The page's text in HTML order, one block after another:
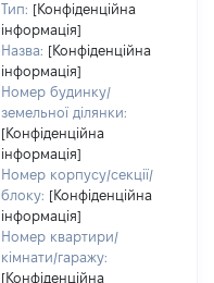
Тип: [Конфіденційна
інформація]
Назва: [Конфіденційна
інформація]
Номер будинку/
земельної ділянки:
[Конфіденційна
інформація]
Номер корпусу/секції/
блоку: [Конфіденційна
інформація]
Номер квартири/
кімнати/гаражу:
[Конфіденційна